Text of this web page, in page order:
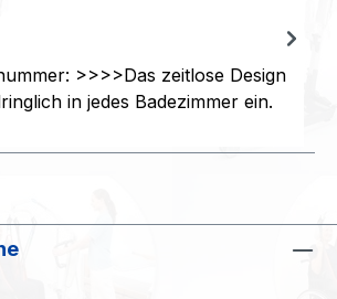
>>>>Das zeitlose Design
in jedes Badezimmer ein.